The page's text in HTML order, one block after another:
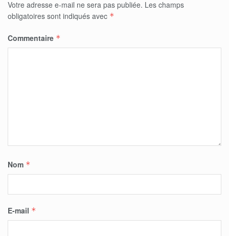
Votre adresse e-mail ne sera pas publiée. Les champs
obligatoires sont indiqués avec *
Commentaire *
Nom *
E-mail *